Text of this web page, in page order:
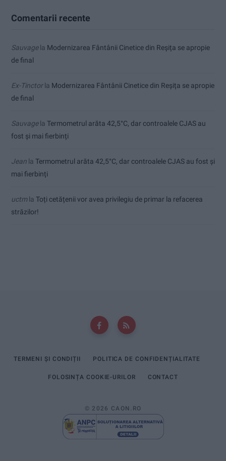
Comentarii recente
Sauvagela Modernizarea Fântânii Cinetice din Reșița se apropie
de final
Ex-Tinctorla Modernizarea Fântânii Cinetice din Reșița se apropie
de final
Sauvagela Termometrul arăta 42,5°C, dar controalele CJAS au
fost și mai fierbinți
Jean la Termometrul arăta 42,5°C, dar controalele CJAS au fost și
mai fierbinți
uctmla Toți cetățenii vor avea privilegiu de primar la refacerea
străzilor!
TERMENI ȘI CONDIȚII POLITICA DE CONFIDENȚIALITATE
FOLOSINȚA COOKIE-URILOR CONTACT
© 2026 CAON.RO